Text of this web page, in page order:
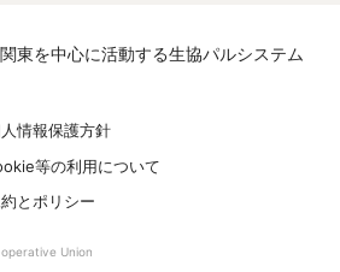
東を中心に活動する生協パルシステム
情報保護方針
等の利用について
とポリシー
Union